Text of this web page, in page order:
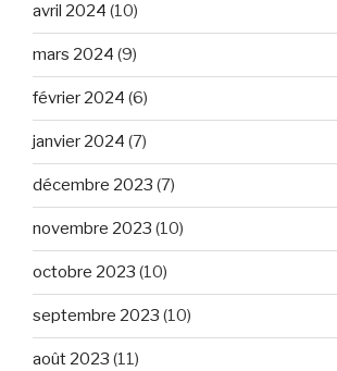
avril 2024 (10)
mars 2024 (9)
février 2024 (6)
janvier 2024 (7)
décembre 2023 (7)
novembre 2023 (10)
octobre 2023 (10)
septembre 2023 (10)
août 2023 (11)